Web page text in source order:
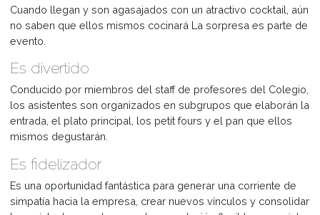
Espacio Dumas creó el primer producto gastronómico
argentino coordinado por Guillermo Calabrese.
Es sorpresa
invitados serán los encargados de preparar sus platos.
Cuando llegan y son agasajados con un atractivo
no saben que ellos mismos cocinará La sorpresa es
Es divertido
Conducido por miembros del staff de profesores del